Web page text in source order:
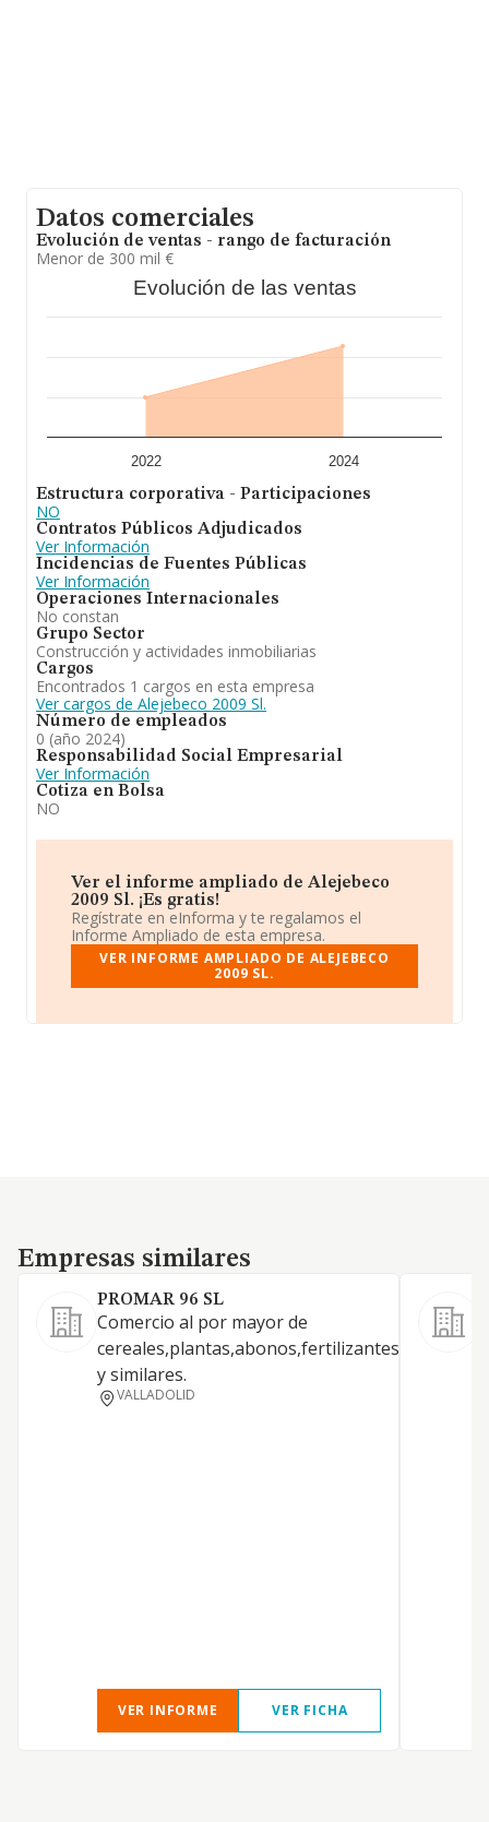
Datos comerciales
Evolución de ventas - rango de facturación
Menor de 300 mil €
Evolución de las ventas
2022 2024
Estructura corporativa - Participaciones
NO
Contratos Públicos Adjudicados
Ver Información
Incidencias de Fuentes Públicas
Ver Información
Operaciones Internacionales
No constan
Grupo Sector
Construcción y actividades inmobiliarias
Cargos
Encontrados 1 cargos en esta empresa
Ver cargos de Alejebeco 2009 Sl.
Número de empleados
0 (año 2024)
Responsabilidad Social Empresarial
Ver Información
Cotiza en Bolsa
NO
Ver el informe ampliado de Alejebeco
2009 Sl. ¡Es gratis!
Regístrate en eInforma y te regalamos el
Informe Ampliado de esta empresa.
VER INFORME AMPLIADO DE ALEJEBECO
2009 SL.
Empresas similares
Empresas similares
PROMAR 96 SL
Comercio al por mayor de
y similares.
VALLADOLID
VER INFORME VER FICHA